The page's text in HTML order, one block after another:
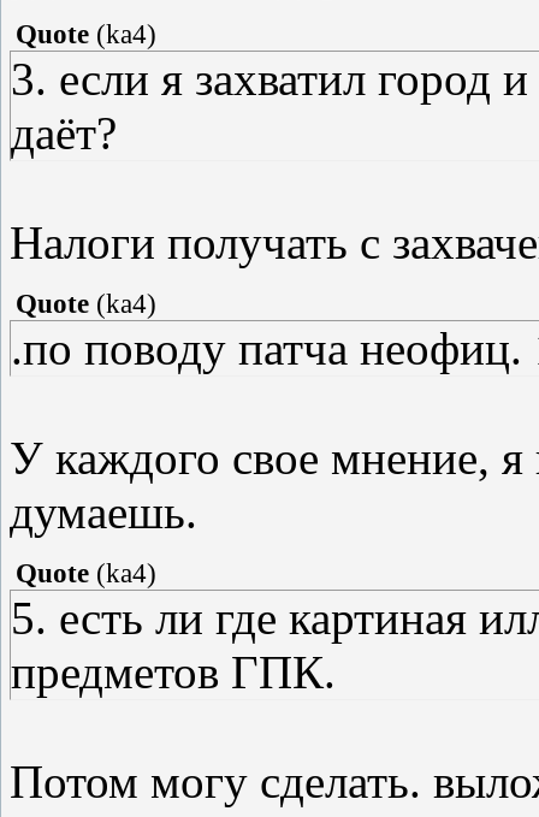
Quote (ka4)
3. если я захватил город
даёт?
Налоги получать с
Quote (ka4)
.по поводу патча неофиц.
У каждого свое мнение,
думаешь.
Quote (ka4)
5. есть ли где картиная
предметов ГПК.
Потом могу сделать.